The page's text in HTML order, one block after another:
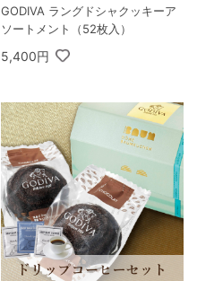
GODIVA ラングドシャクッキーア
ソートメント（52枚入）
5,400円